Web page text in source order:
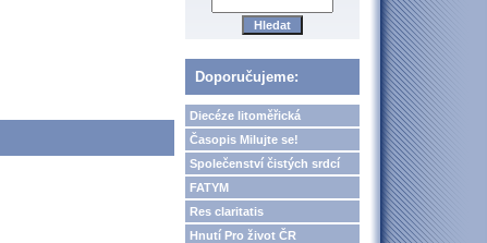
Doporučujeme:
Diecéze litoměřická
Časopis Milujte se!
Společenství čistých srdcí
FATYM
Res claritatis
Hnutí Pro život ČR